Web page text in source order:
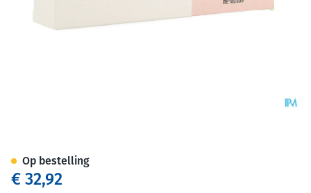
€ 32,92
Op bestelling